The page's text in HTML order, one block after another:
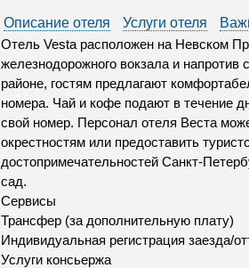
Описание отеля Услуги отеля
Отель Vesta расположен на Невском
железнодорожного вокзала и
районе, гостям предлагают
номера. Чай и кофе подают в течение
свой номер. Персонал отеля Веста
окрестностям или предоставить
достопримечательностей Санкт-
сад.
Сервисы
Трансфер (за дополнительную плату)
Индивидуальная регистрация заезда/
Услуги консьержа